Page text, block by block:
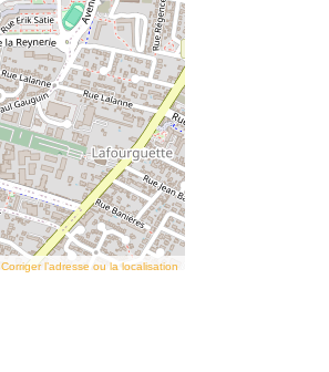
Corriger l’adresse ou la localisation